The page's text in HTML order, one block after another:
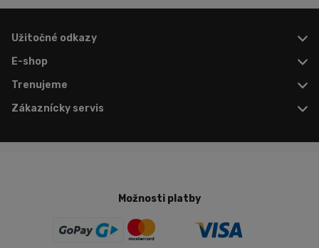
Užitočné odkazy
E-shop
Trenujeme
Zákaznícky servis
Možnosti platby